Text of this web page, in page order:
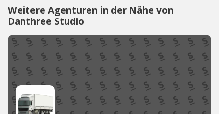
Weitere Agenturen in der Nähe von
Danthree Studio